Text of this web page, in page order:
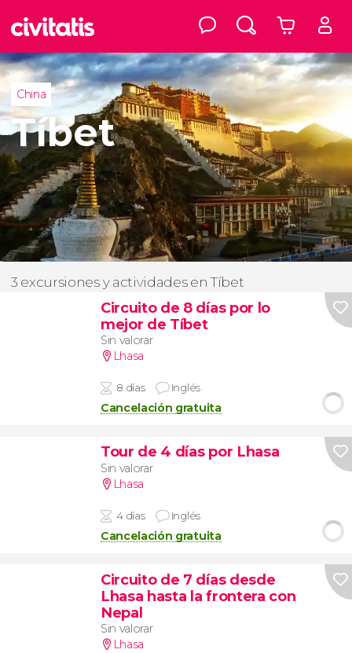
China
Tíbet
3 excursiones y actividades en Tíbet
Circuito de 8 días por lo
mejor de Tíbet
Sin valorar
Lhasa
8 días Inglés
Cancelación gratuita
Tour de 4 días por Lhasa
Sin valorar
Lhasa
4 días Inglés
Cancelación gratuita
Circuito de 7 días desde
Lhasa hasta la frontera con
Nepal
Sin valorar
Lhasa